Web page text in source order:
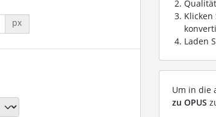
px
Laden
Um in die
zu OPUS